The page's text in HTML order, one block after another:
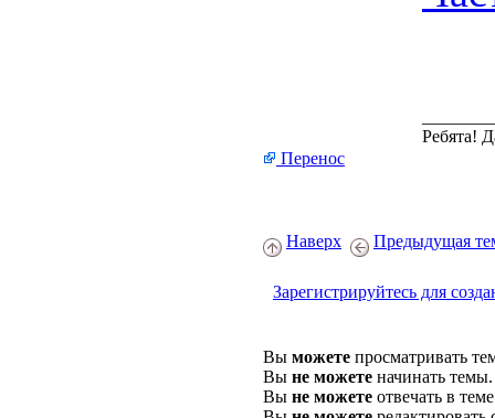
Ребята!
Перенос
Наверх Предыдущая
Зарегистрируйтесь для
Вы можете просматривать
Вы не можете начинать темы.
Вы не можете отвечать в